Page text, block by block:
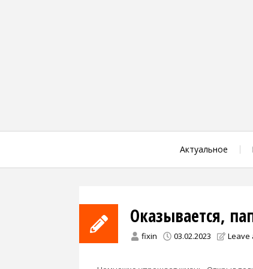
Актуальное
Оказывается,
fixin 03.02.2023 Leave